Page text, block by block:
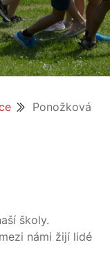
Ponožková
školy.
námi žijí lidé